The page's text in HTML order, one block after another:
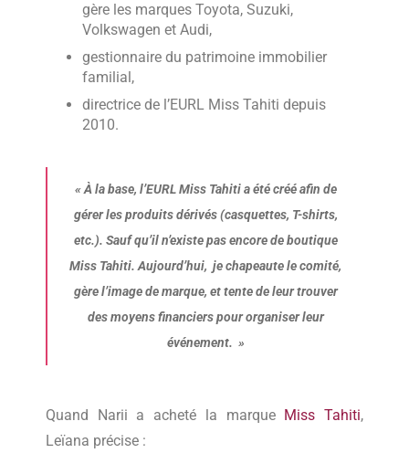
gère les marques Toyota, Suzuki,
Volkswagen et Audi,
gestionnaire du patrimoine immobilier
familial,
directrice de l’EURL Miss Tahiti depuis
2010.
«À la base, l’EURL Miss Tahiti a été créé afin de
gérer les produits dérivés (casquettes, T-shirts,
etc.). Sauf qu’il n’existe pas encore de boutique
Miss Tahiti. Aujourd’hui, je chapeaute le comité,
gère l’image de marque, et tente de leur trouver
des moyens financiers pour organiser leur
événement. »
Quand Narii a acheté la marque Miss Tahiti,
Leïana précise :